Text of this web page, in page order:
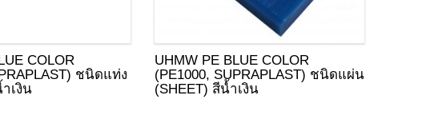
COLOR
ชนิดแท่ง
เงิน
UHMW PE BLUE COLOR
(PE1000, SUPRAPLAST) ชนิดแผ่น
(SHEET) สีน้ำเงิน